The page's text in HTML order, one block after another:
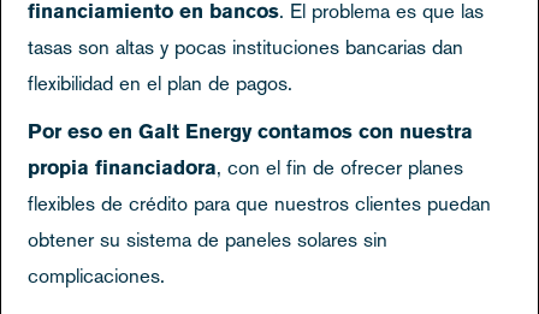
financiamiento en bancos. El problema es que las
tasas son altas y pocas instituciones bancarias dan
flexibilidad en el plan de pagos.
Por eso en Galt Energy contamos con nuestra
propia financiadora, con el fin de ofrecer planes
flexibles de crédito para que nuestros clientes puedan
obtener su sistema de paneles solares sin
complicaciones.